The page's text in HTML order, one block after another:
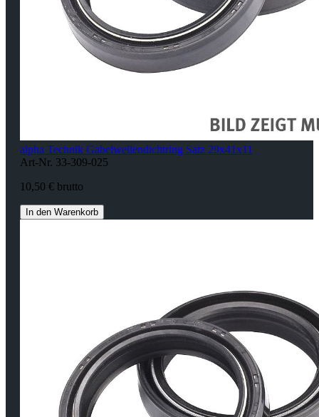
alpha Technik Gabelwellendichtring Satz 29x41x11
Art-Nr. 33-309-025
10,50 € brutto
In den Warenkorb